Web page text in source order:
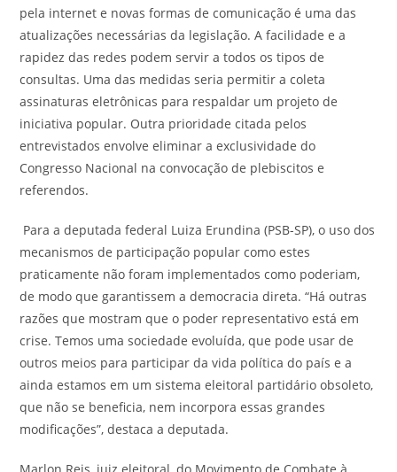
pela internet e novas formas de comunicação é uma das
atualizações necessárias da legislação. A facilidade e a
rapidez das redes podem servir a todos os tipos de
consultas. Uma das medidas seria permitir a coleta
assinaturas eletrônicas para respaldar um projeto de
iniciativa popular. Outra prioridade citada pelos
entrevistados envolve eliminar a exclusividade do
Congresso Nacional na convocação de plebiscitos e
referendos.
Para a deputada federal Luiza Erundina (PSB-SP), o uso dos
mecanismos de participação popular como estes
praticamente não foram implementados como poderiam,
de modo que garantissem a democracia direta. “Há outras
razões que mostram que o poder representativo está em
crise. Temos uma sociedade evoluída, que pode usar de
outros meios para participar da vida política do país e a
ainda estamos em um sistema eleitoral partidário obsoleto,
que não se beneficia, nem incorpora essas grandes
modificações”, destaca a deputada.